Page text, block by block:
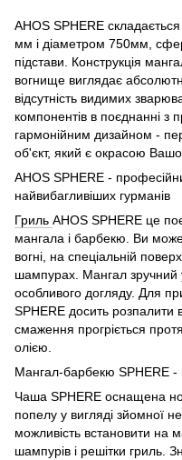
AHOS SPHERE
мм і діаметром 750мм,
підстави. Конструкція
вогнище виглядає
відсутність видимих
компонентів в поєднанні з
гармонійним дизайном -
об'єкт, який є окрасою
AHOS SPHERE -
найвибагливіших гурманів
Гриль AHOS SPHERE це
мангала і барбекю. Ви
вогні, на спеціальній
шампурах. Мангал зручний
особливого догляду. Для
SPHERE досить розпалити
смаження прогріється
олією.
Мангал-барбекю SPHERE -
Чаша SPHERE оснащена
попелу у вигляді зйомної
можливість встановити на
шампурів і решітки гриль.